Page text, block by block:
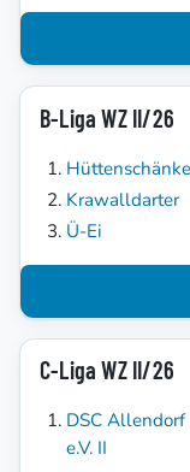
B-Liga WZ II/26
Krawalldarter
Ü-Ei
C-Liga WZ II/26
DSC Allendorf
e.V. II